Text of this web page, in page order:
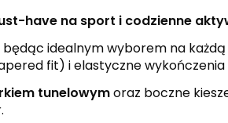
have na sport i codzienne
idealnym wyborem na
fit) i elastyczne
tunelowymoraz boczne